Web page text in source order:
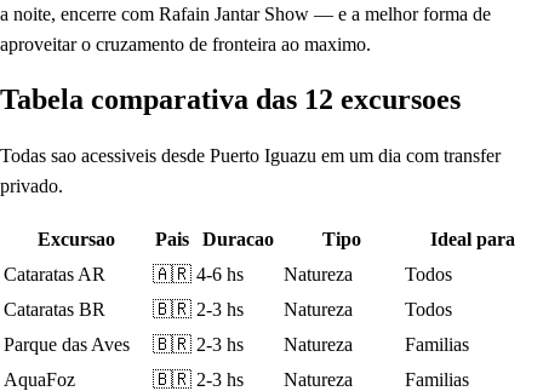
a noite, encerre com Rafain Jantar Show — e a melhor forma de
aproveitar o cruzamento de fronteira ao maximo.
Tabela comparativa das 12 excursoes
Todas sao acessiveis desde Puerto Iguazu em um dia com transfer
privado.
Excursao Pais Duracao Tipo
Ideal para
Cataratas AR
🇦🇷 4-6 hs Natureza
Todos
Cataratas BR
🇧🇷 2-3 hs Natureza
Todos
Parque das Aves
🇧🇷 2-3 hs Natureza
Familias
AquaFoz
🇧🇷 2-3 hs Natureza
Familias